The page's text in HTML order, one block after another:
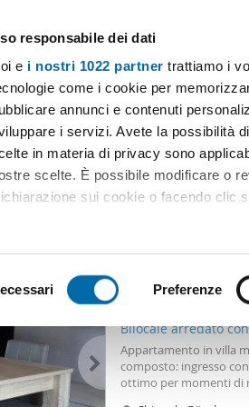
responsabile dei dati
e i nostri 1022 partner trattiamo i
come i cookie per
annunci e contenuti
i servizi. Avete la possibilità
in materia di privacy sono
scelte. È possibile modificare o
sui cookie o facendo clic
Identificare il tuo dispositivo,
(impronte digitali).
come vengono elaborati
. Puoi modificare o ritirare il tuo
i cookie per personalizzare
Preferenze
Scegli la zona Prezzo
Affitto Bergamo Appartamenti affitto
(0 immobili)
2 2 Loc
Bilocale arredato
Appartamento in villa
composto: ingresso
ottimo per momenti di